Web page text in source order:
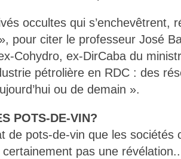
occultes qui s’enchevêtrent,
pour citer le professeur José
Cohydro, ex-DirCaba du
pétrolière en RDC : des
ou de demain ».
POTS-DE-VIN?
de pots-de-vin que les sociétés
certainement pas une